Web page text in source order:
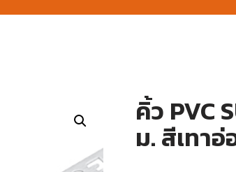
คิ้ว PVC
ม. สีเทาอ่